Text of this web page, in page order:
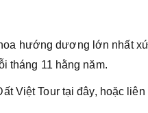
hướng dương lớn nhất
tháng 11 hằng năm.
Việt Tour tại đây, hoặc